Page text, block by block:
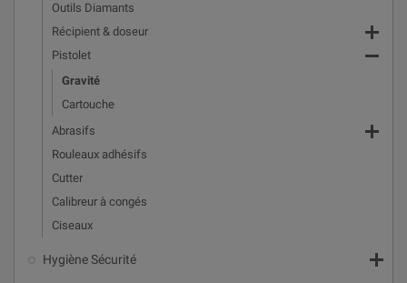
Outils Diamants
Récipient & doseur

Pistolet 
Gravité
Cartouche
Abrasifs

Rouleaux adhésifs
Cutter
Calibreur à congés
Ciseaux
Hygiène Sécurité 